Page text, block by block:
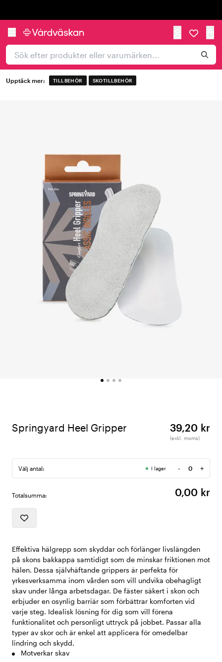
Upptäck mer: TILLBEHÖR SKOTILLBEHÖR
Springyard Heel Gripper 39,20 kr
(exkl. moms)
Välj antal: I lager -
Antal
+
Totalsumma: 0,00 kr
Effektiva hälgrepp som skyddar och förlänger livslängden
på skons bakkappa samtidigt som de minskar friktionen mot
hälen. Dessa självhäftande grippers är perfekta för
yrkesverksamma inom vården som vill undvika obehagligt
skav under långa arbetsdagar. De fäster säkert i skon och
erbjuder en osynlig barriär som förbättrar komforten vid
varje steg. Idealisk lösning för dig som vill förena
funktionalitet och personligt uttryck på jobbet. Passar alla
typer av skor och är enkel att applicera för omedelbar
lindring och skydd.
Motverkar skav